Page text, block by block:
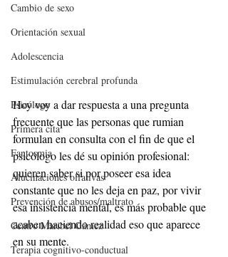
Cambio de sexo
Orientación sexual
Adolescencia
Estimulación cerebral profunda
Psicólogo
Primera cita
Fantosmia
Alucinaciones olfativas
Prevención de abusos/maltrato
Centro Maribel Gámez
Terapia cognitivo-conductual
Hoy voy a dar respuesta a una pregunta
frecuente que las personas que rumian
formulan en consulta con el fin de que el
psicólogo les dé su opinión profesional:
quieren saber si por poseer esa idea
constante que no les deja en paz, por vivir
esa insistencia mental, es más probable que
acaben haciendo realidad eso que aparece
en su mente.